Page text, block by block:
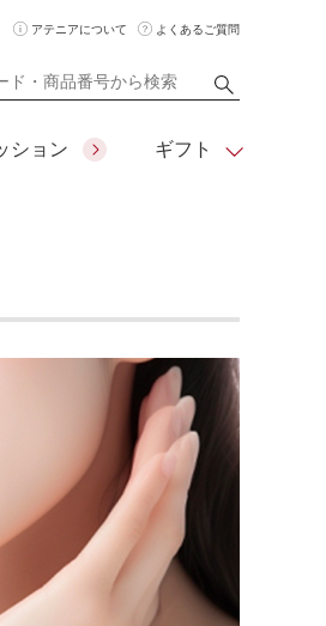
アテニアについて よくあるご質問
ーム
ー
す
リーズ
ション ギフト
贈れるeギフト